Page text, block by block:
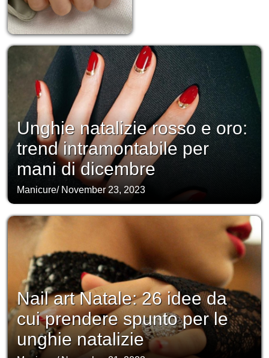
Unghie natalizie rosso e oro:
trend intramontabile per
mani di dicembre
Manicure/ November 23, 2023
Nail art Natale: 26 idee da
cui prendere spunto per le
unghie natalizie